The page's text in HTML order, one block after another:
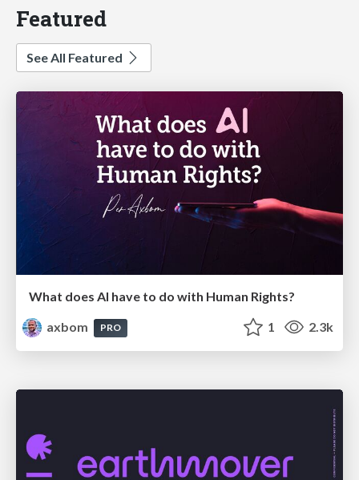
Featured
See All Featured
What does AI have to do with Human Rights?
axbom
PRO 1 2.3k